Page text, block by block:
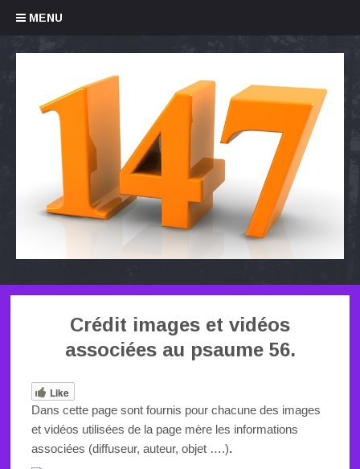
MENU
Skip to content
Crédit images et vidéos
associées au psaume 56.
Like
Dans cette page sont fournis pour chacune des images
et vidéos utilisées de la page mère les informations
associées (diffuseur, auteur, objet ….).